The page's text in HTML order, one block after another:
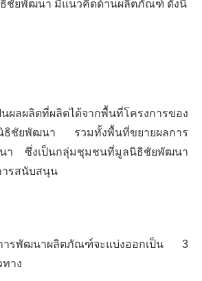
ชัยพัฒนา มีแนวคิดด้านผลิตภัณฑ์ ดังนี้
นผลผลิตที่ผลิตได้จากพื้นที่โครงการของ
ธิชัยพัฒนา รวมทั้งพื้นที่ขยายผลการ
า ซึ่งเป็นกลุ่มชุมชนที่มูลนิธิชัยพัฒนา
ารสนับสนุน
ารพัฒนาผลิตภัณฑ์จะแบ่งออกเป็น 3
าง